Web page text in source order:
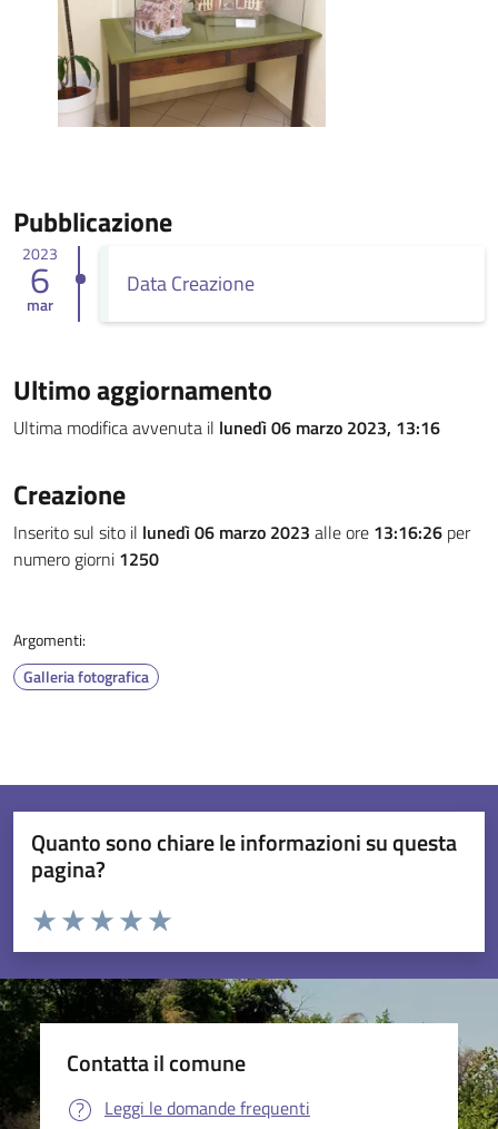
Pubblicazione
2023
6
mar
Data Creazione
Ultimo aggiornamento
Ultima modifica avvenuta il lunedì 06 marzo 2023, 13:16
Creazione
Inserito sul sito il lunedì 06 marzo 2023 alle ore 13:16:26 per
numero giorni 1250
Argomenti:
Galleria fotografica
Quanto sono chiare le informazioni su questa
pagina?
Valuta da 1 a 5 stelle la pagina
Valuta 5 stelle su 5
Valuta 4 stelle su 5
Valuta 3 stelle su 5
Valuta 2 stelle su 5
Valuta 1 stelle su 5
Contatta il comune
Leggi le domande frequenti